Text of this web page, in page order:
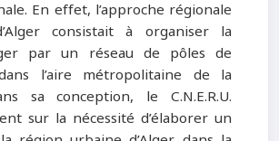
En effet, l’approche régionale
consistait à organiser la
par un réseau de pôles de
l’aire métropolitaine de la
sa conception, le C.N.E.R.U.
sur la nécessité d’élaborer un